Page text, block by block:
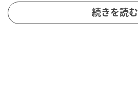
「守る」ことに意識が向きすぎ
を受け入れることで、停滞を抜け
続きを読む